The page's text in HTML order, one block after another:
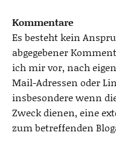
Kommentare
Es besteht kein
abgegebener
ich mir vor, nach
Mail-Adressen oder
insbesondere wenn
Zweck dienen, eine
zum betreffenden